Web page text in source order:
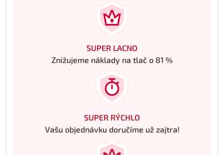
SUPER LACNO
Znižujeme náklady na tlač o 81 %
SUPER RÝCHLO
Vašu objednávku doručíme už zajtra!